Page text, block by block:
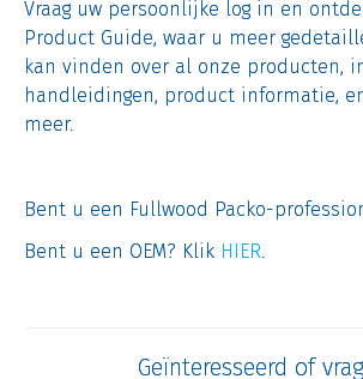
Vraag uw persoonlijke log in en
Product Guide, waar u meer
kan vinden over al onze producten,
handleidingen, product informatie,
meer.
Bent u een Fullwood Packo-
Bent u een OEM? Klik HIER.
Geïnteresseerd of